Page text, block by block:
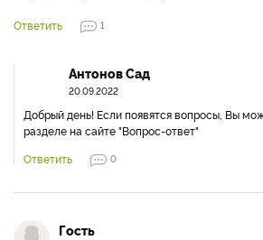
Ответить 1
Антонов Сад
20.09.2022
Добрый день! Если появятся вопросы, Вы
разделе на сайте "Вопрос-ответ"
Ответить
0
Гость